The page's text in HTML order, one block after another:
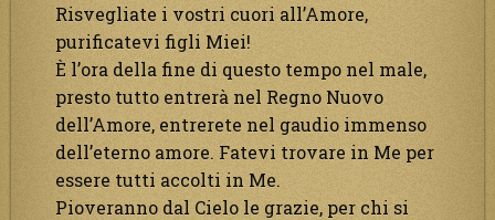
Risvegliate i vostri cuori all’Amore,
purificatevi figli Miei!
È l’ora della fine di questo tempo nel male,
presto tutto entrerà nel Regno Nuovo
dell’Amore, entrerete nel gaudio immenso
dell’eterno amore. Fatevi trovare in Me per
essere tutti accolti in Me.
Pioveranno dal Cielo le grazie, per chi si